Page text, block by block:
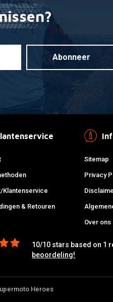
Abonneer
Klantenservice
& Retouren
Sitemap
Privacy
Over ons
10/10 stars based on 1
beoordeling!
Heroes